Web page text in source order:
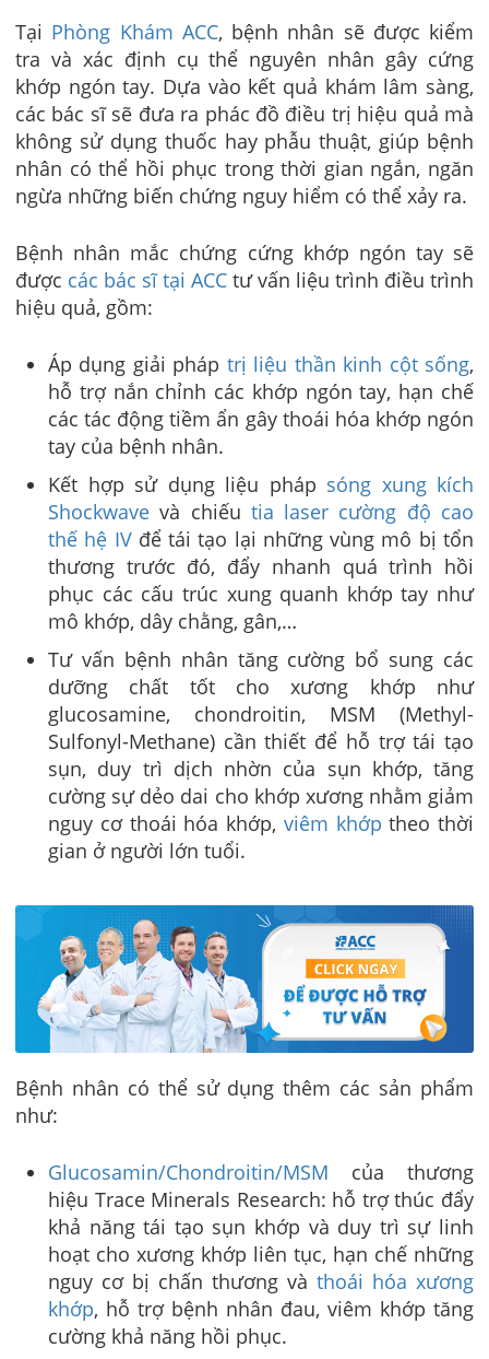
Tại Phòng Khám ACC, bệnh nhân sẽ được kiểm
tra và xác định cụ thể nguyên nhân gây cứng
khớp ngón tay. Dựa vào kết quả khám lâm sàng,
các bác sĩ sẽ đưa ra phác đồ điều trị hiệu quả mà
không sử dụng thuốc hay phẫu thuật, giúp bệnh
nhân có thể hồi phục trong thời gian ngắn, ngăn
ngừa những biến chứng nguy hiểm có thể xảy ra.
Bệnh nhân mắc chứng cứng khớp ngón tay sẽ
được các bác sĩ tại ACC tư vấn liệu trình điều trình
hiệu quả, gồm:
Áp dụng giải pháp trị liệu thần kinh cột sống,
hỗ trợ nắn chỉnh các khớp ngón tay, hạn chế
các tác động tiềm ẩn gây thoái hóa khớp ngón
tay của bệnh nhân.
Kết hợp sử dụng liệu pháp sóng xung kích
Shockwave và chiếu tia laser cường độ cao
thế hệ IVđể tái tạo lại những vùng mô bị tổn
thương trước đó, đẩy nhanh quá trình hồi
phục các cấu trúc xung quanh khớp tay như
mô khớp, dây chằng, gân,…
Tư vấn bệnh nhân tăng cường bổ sung các
dưỡng chất tốt cho xương khớp như
glucosamine, chondroitin, MSM (Methyl-
Sulfonyl-Methane) cần thiết để hỗ trợ tái tạo
sụn, duy trì dịch nhờn của sụn khớp, tăng
cường sự dẻo dai cho khớp xương nhằm giảm
nguy cơ thoái hóa khớp, viêm khớp theo thời
gian ở người lớn tuổi.
Bệnh nhân có thể sử dụng thêm các sản phẩm
như:
Glucosamin/Chondroitin/MSM của thương
hiệu Trace Minerals Research: hỗ trợ thúc đẩy
khả năng tái tạo sụn khớp và duy trì sự linh
hoạt cho xương khớp liên tục, hạn chế những
nguy cơ bị chấn thương và thoái hóa xương
khớp, hỗ trợ bệnh nhân đau, viêm khớp tăng
cường khả năng hồi phục.